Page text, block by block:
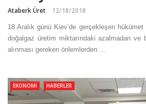
Ataberk Üret 12/18/2018
18 Aralık günü Kiev’de gerçekleşen hükümet
doğalgaz üretim miktarındaki azalmadan ve
alınması gereken önlemlerden ...
EKONOMI HABERLER